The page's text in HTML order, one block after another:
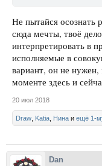
Не пытайся
сюда мечты, твоё
интерпретировать в
исполняемые в
вариант, он не нужен,
моменте здесь и
20 июл 2018
Draw Katia Нина и ещё 1-
Dan